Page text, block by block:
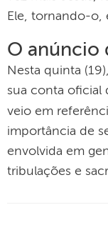
Ele, tornando-o,
O anúncio
Nesta quinta
sua conta oficial
veio em
importância de
envolvida em
tribulações e